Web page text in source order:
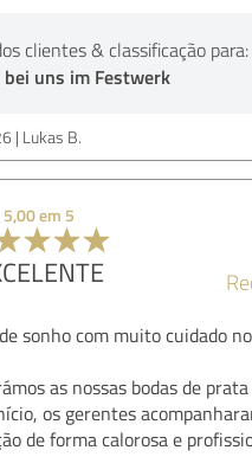
clientes & classificação para:
bei uns im Festwerk
Lukas B.
5,00 em 5
sonho com muito cuidado
as nossas bodas de
os gerentes
de forma calorosa e